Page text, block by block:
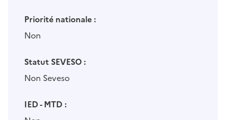
Priorité nationale :
Non
Statut SEVESO :
Non Seveso
IED - MTD :